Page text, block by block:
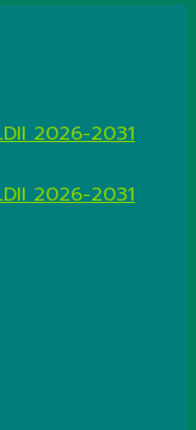
2026-2031
2026-2031